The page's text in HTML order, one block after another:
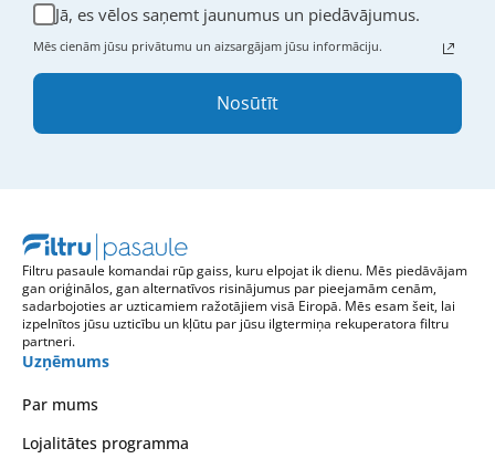
Jā, es vēlos saņemt jaunumus un piedāvājumus.
Mēs cienām jūsu privātumu un aizsargājam jūsu informāciju.
Nosūtīt
Filtru pasaule komandai rūp gaiss, kuru elpojat ik dienu. Mēs piedāvājam
gan oriģinālos, gan alternatīvos risinājumus par pieejamām cenām,
sadarbojoties ar uzticamiem ražotājiem visā Eiropā. Mēs esam šeit, lai
izpelnītos jūsu uzticību un kļūtu par jūsu ilgtermiņa rekuperatora filtru
partneri.
Uzņēmums
Par mums
Lojalitātes programma